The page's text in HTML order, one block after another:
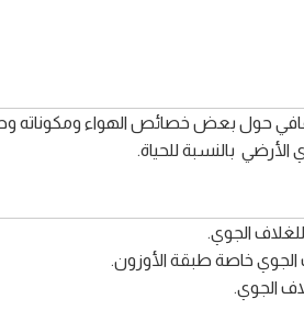
حول بعض خصائص الهواء ومكوناته
الأرضي بالنسبة للحياة.
الجوي.
الجوي خاصة طبقة الأوزون.
الجوي.